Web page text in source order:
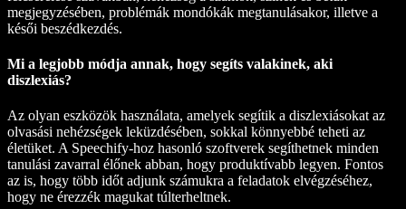
megjegyzésében, problémák mondókák megtanulásakor, illetve a
késői beszédkezdés.
Mi a legjobb módja annak, hogy segíts valakinek, aki
diszlexiás?
Az olyan eszközök használata, amelyek segítik a diszlexiásokat az
olvasási nehézségek leküzdésében, sokkal könnyebbé teheti az
életüket. A Speechify-hoz hasonló szoftverek segíthetnek minden
tanulási zavarral élőnek abban, hogy produktívabb legyen. Fontos
az is, hogy több időt adjunk számukra a feladatok elvégzéséhez,
hogy ne érezzék magukat túlterheltnek.